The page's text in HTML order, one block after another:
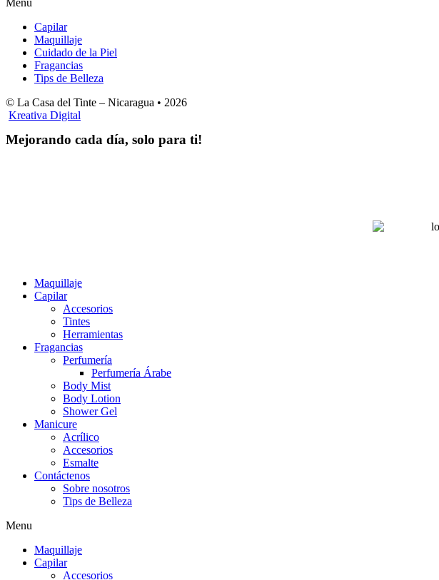
Menu
Capilar
Maquillaje
Cuidado de la Piel
Fragancias
Tips de Belleza
© La Casa del Tinte – Nicaragua • 2026
Kreativa Digital
Mejorando cada día, solo para ti!
Maquillaje
Capilar
Accesorios
Tintes
Herramientas
Fragancias
Perfumería
Perfumería Árabe
Body Mist
Body Lotion
Shower Gel
Manicure
Acrílico
Accesorios
Esmalte
Contáctenos
Sobre nosotros
Tips de Belleza
Menu
Maquillaje
Capilar
Accesorios